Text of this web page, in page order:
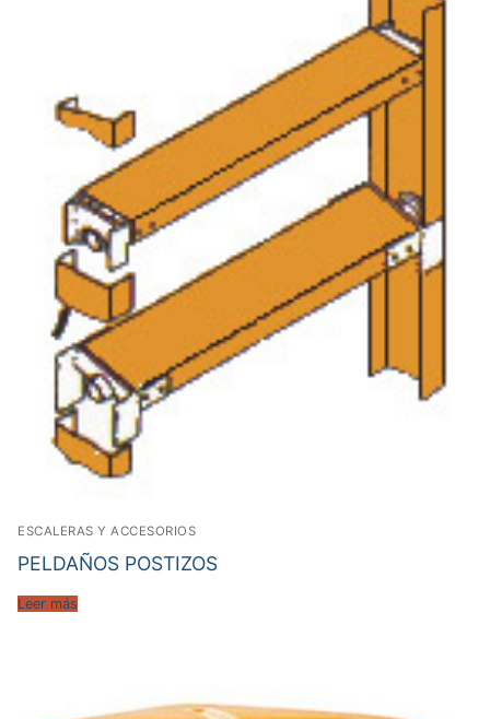
ESCALERAS Y ACCESORIOS
PELDAÑOS POSTIZOS
Leer más